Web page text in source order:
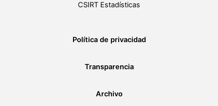
CSIRT Estadísticas
Política de privacidad
Transparencia
Archivo